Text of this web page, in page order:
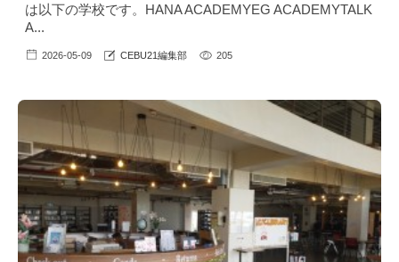
は以下の学校です。HANA ACADEMYEG ACADEMYTALK
A...
2026-05-09 CEBU21編集部 205